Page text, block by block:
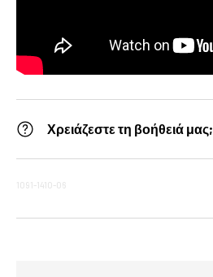
Χρειάζεστε τη βοήθειά μας;
1091-1410-06